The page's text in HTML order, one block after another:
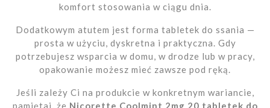
komfort stosowania w ciągu dnia.
Dodatkowym atutem jest forma tabletek do ssania —
prosta w użyciu, dyskretna i praktyczna. Gdy
potrzebujesz wsparcia w domu, w drodze lub w pracy,
opakowanie możesz mieć zawsze pod ręką.
Jeśli zależy Ci na produkcie w konkretnym wariancie,
pamiętaj, że Nicorette Coolmint 2mg 20 tabletek do